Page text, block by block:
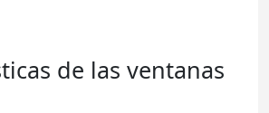
de las ventanas